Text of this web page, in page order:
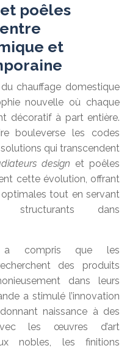
poêles
et
chauffage domestique
nouvelle où chaque
décoratif à part entière.
bouleverse les codes
qui transcendent
design et poêles
cette évolution, offrant
tout en servant
structurants dans
a compris que les
des produits
dans leurs
a stimulé l’innovation
naissance à des
les œuvres d’art
nobles, les finitions